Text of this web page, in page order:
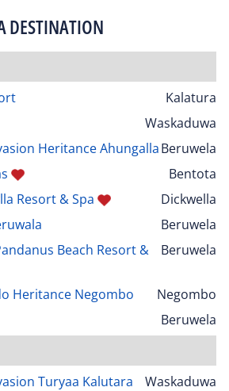
DESTINATION
Kalatura
Waskaduwa
Heritance AhungallaBeruwela
Bentota
Resort & Spa
Dickwella
Beruwela
Beach Resort &
Beruwela
Heritance Negombo
Negombo
Beruwela
Turyaa Kalutara Waskaduwa